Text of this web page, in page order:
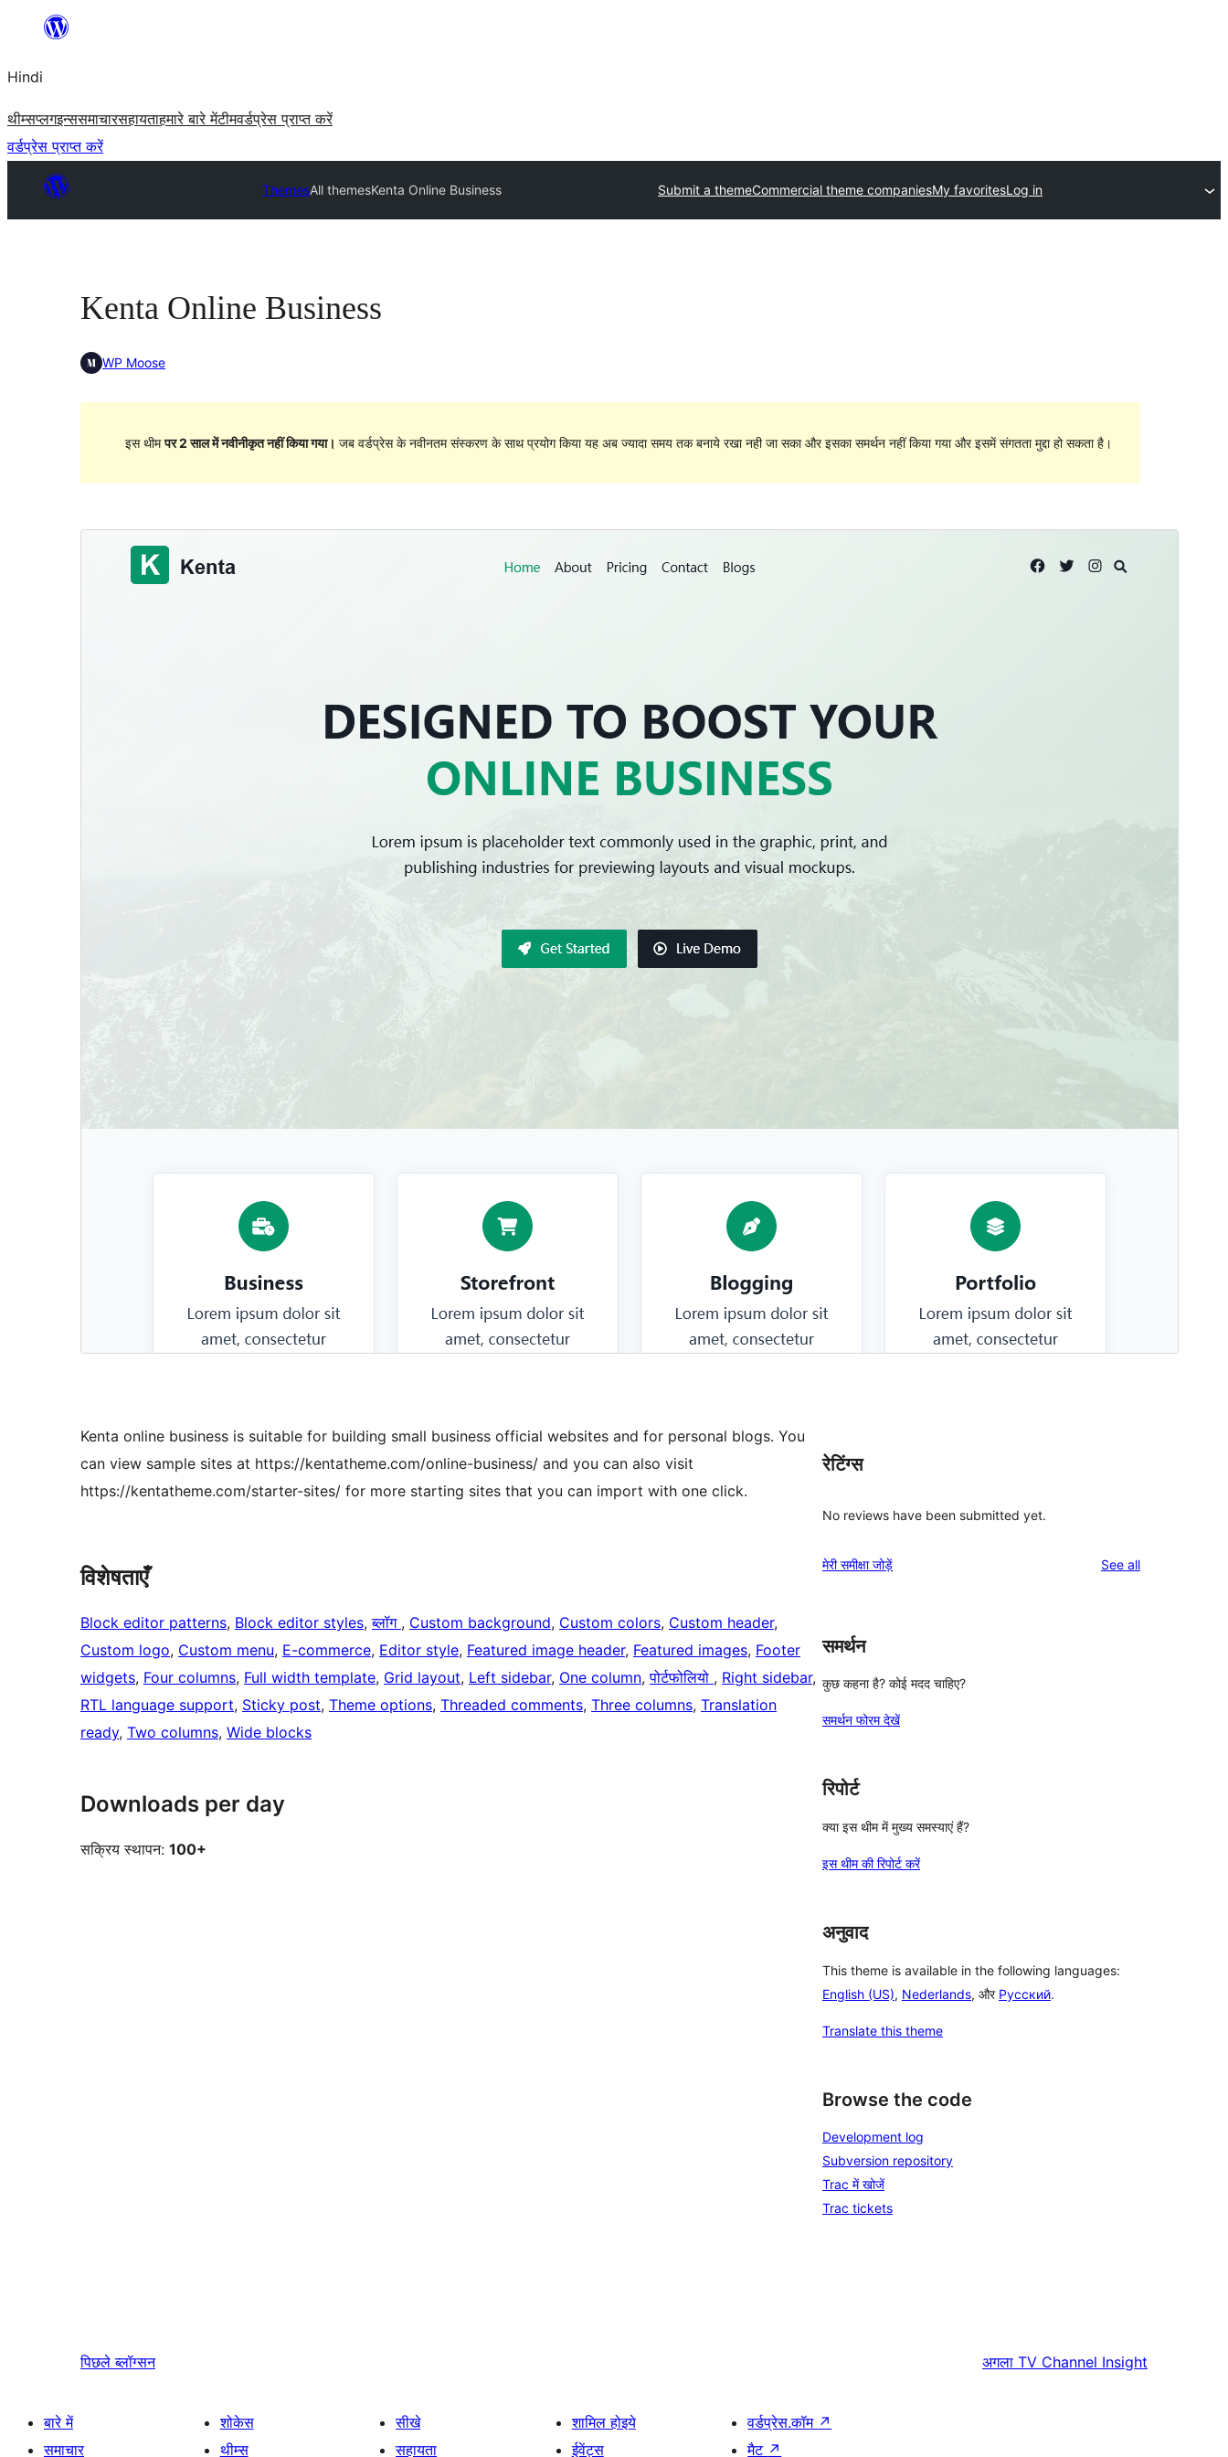
सामग्री
जाएं
Hindi
थीम्सप्लगइन्ससमाचारसहायताहमारे बारे मेंटीमवर्डप्रेस प्राप्त करें
वर्डप्रेस प्राप्त करें
ThemesAll themesKenta Online Business Submit a themeCommercial theme companiesMy favoritesLog in
Kenta Online Business
WP Moose
इस थीमपर 2 साल में नवीनीकृत नहीं किया गया। जब वर्डप्रेस के नवीनतम संस्करण के साथ प्रयोग किया यह अब ज्यादा समय तक बनाये रखा नही जा सका और इसका समर्थन नहीं किया गया और इसमें संगतता मुद्दा हो सकता है।
सक्रिय स्थापना
PHP version
Kenta online business is suitable for building small business official websites and for personal blogs. You
can view sample sites at https://kentatheme.com/online-business/ and you can also visit
https://kentatheme.com/starter-sites/ for more starting sites that you can import with one click.
विशेषताएँ
Block editor patterns, Block editor styles, ब्लॉग , Custom background, Custom colors, Custom header
Custom logo, Custom menu, E-commerce, Editor style, Featured image header, Featured images, Footer
widgets, Four columns, Full width template, Grid layout, Left sidebar, One column, पोर्टफोलियो , Right sidebar
RTL language support, Sticky post, Theme options, Threaded comments, Three columns, Translation
ready, Two columns, Wide blocks
Downloads per day
सक्रिय स्थापन: 100+
रेटिंग्स
No reviews have been submitted yet.
मेरी समीक्षा जोड़ें See allreviews
समर्थन
कुछ कहना है? कोई मदद चाहिए?
समर्थन फोरम देखें
रिपोर्ट
क्या इस थीम में मुख्य समस्याएं हैं?
इस थीम की रिपोर्ट करें
अनुवाद
This theme is available in the following languages:
English (US), Nederlands, और Русский.
Translate this theme
Browse the code
Development log
Subversion repository
Trac में खोजें
Trac tickets
पिछले ब्लॉग्सन अगला TV Channel Insight
बारे में
समाचार
शोकेस
थीम्स
सीखे
सहायता
शामिल होइये
ईवेंट्स
वर्डप्रेस.कॉम ↗
मैट ↗